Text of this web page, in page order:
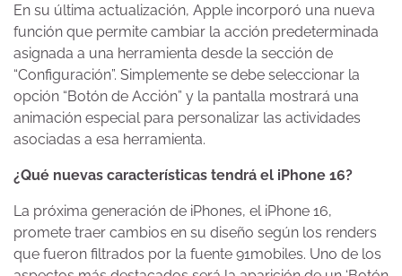
En su última actualización, Apple incorporó una nueva
función que permite cambiar la acción predeterminada
asignada a una herramienta desde la sección de
“Configuración”. Simplemente se debe seleccionar la
opción “Botón de Acción” y la pantalla mostrará una
animación especial para personalizar las actividades
asociadas a esa herramienta.
¿Qué nuevas características tendrá el iPhone 16?
La próxima generación de iPhones, el iPhone 16,
promete traer cambios en su diseño según los renders
que fueron filtrados por la fuente 91mobiles. Uno de los